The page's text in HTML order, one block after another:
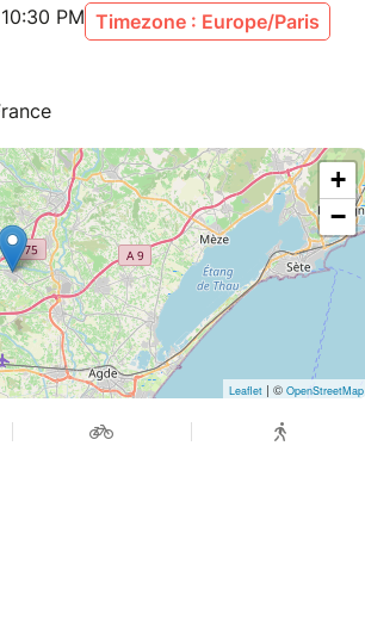
PM Timezone : Europe/Paris
+
−
Leaflet | © OpenStreetMap